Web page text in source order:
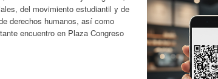
del movimiento estudiantil y de
derechos humanos, así como
encuentro en Plaza Congreso